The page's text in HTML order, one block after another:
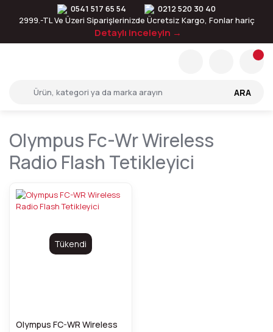
0541 517 65 54
0212 520 30 40
2999.-TL Ve Üzeri Siparişlerinizde Ücretsiz Kargo, Fonlar hariç
Detaylı inceleyin →
ARA
Olympus Fc-Wr Wireless
Radio Flash Tetikleyici
Tükendi
Olympus FC-WR Wireless